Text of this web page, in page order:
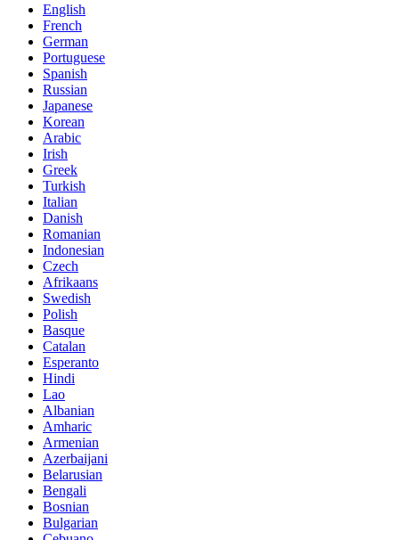
English
French
German
Portuguese
Spanish
Russian
Japanese
Korean
Arabic
Irish
Greek
Turkish
Italian
Danish
Romanian
Indonesian
Czech
Afrikaans
Swedish
Polish
Basque
Catalan
Esperanto
Hindi
Lao
Albanian
Amharic
Armenian
Azerbaijani
Belarusian
Bengali
Bosnian
Bulgarian